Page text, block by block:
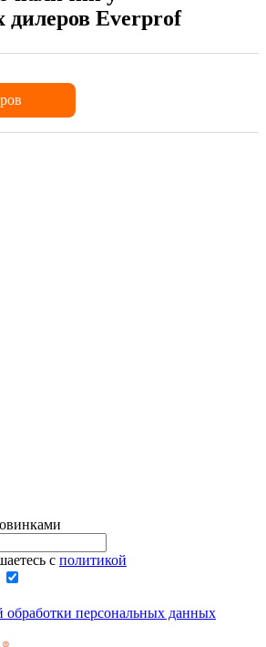
Everprof
с политикой
обработки персональных данных